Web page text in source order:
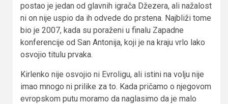
postao je jedan od glavnih igrača Džezera, ali nažalost
ni on nije uspio da ih odvede do prstena. Najbliži tome
bio je 2007, kada su poraženi u finalu Zapadne
konferencije od San Antonija, koji je na kraju vrlo lako
osvojio titulu prvaka.
Kirlenko nije osvojio ni Evroligu, ali istini na volju nije
imao mnogo ni prilike za to. Kada pričamo o njegovom
evropskom putu moramo da naglasimo da je malo